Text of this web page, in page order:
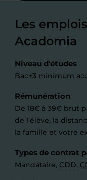
Les
Acadomia
Niveau d'études
Bac+3 minimum
Rémunération
De 18€ à 39€ brut
de l’élève, la
la famille et votre
Types de contrat
Mandataire, CDD,